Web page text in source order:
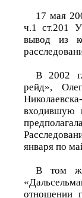
17 мая
ч.1 ст.201
вывод из
В 2002
рейд»,
входившую
января по
В том же
отношении